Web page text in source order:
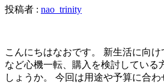
投稿者 : nao_trinity
こんにちはなおです。 新生活に向け
など心機一転、購入を検討している
しょうか。 今回は用途や予算に合